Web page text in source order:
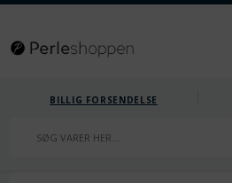
BILLIG FORSENDELSE